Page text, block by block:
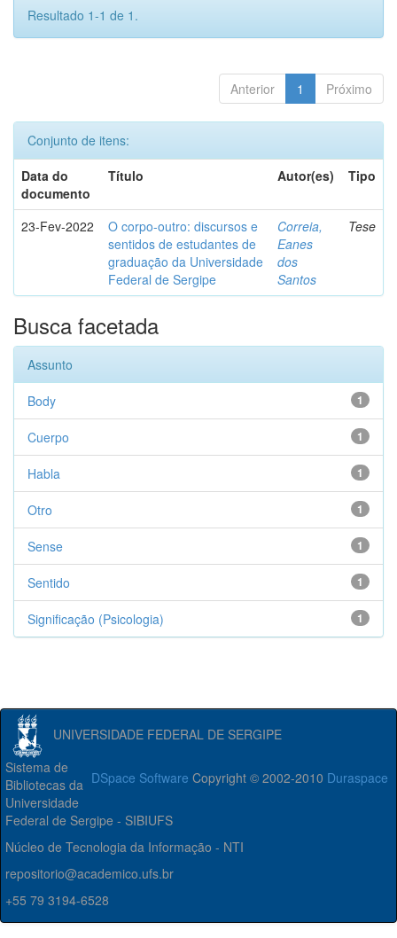
Resultado 1-1 de 1.
Anterior 1 Próximo
Conjunto de itens:
Data do
documento
Título Autor(es) Tipo
23-Fev-2022
O corpo-outro: discursos e
sentidos de estudantes de
graduação da Universidade
Federal de Sergipe
Correia,
Eanes
dos
Santos
Tese
Busca facetada
Assunto
1
Body
1
Cuerpo
1
Habla
1
Otro
1
Sense
1
Sentido
1
Significação (Psicologia)
UNIVERSIDADE FEDERAL DE SERGIPE
DSpace Software Copyright © 2002-2010 Duraspace
Sistema de
Bibliotecas da
Universidade
Federal de Sergipe - SIBIUFS
Núcleo de Tecnologia da Informação - NTI
repositorio@academico.ufs.br
+55 79 3194-6528